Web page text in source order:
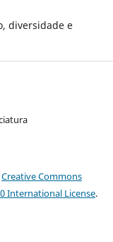
diversidade e
Creative Commons
International License.